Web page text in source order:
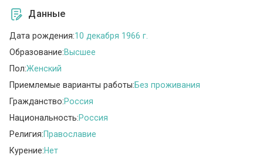
Данные
Дата рождения:10 декабря 1966 г.
Образование:Высшее
Пол:Женский
Приемлемые варианты работы:Без проживания
Гражданство:Россия
Национальность:Россия
Религия:Православие
Курение:Нет